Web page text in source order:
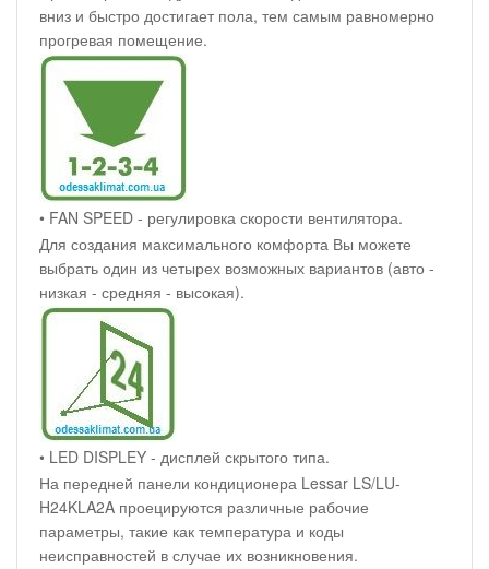
вниз и быстро достигает пола, тем самым равномерно
прогревая помещение.
• FAN SPEED - регулировка скорости вентилятора.
Для создания максимального комфорта Вы можете
выбрать один из четырех возможных вариантов (авто -
низкая - средняя - высокая).
• LED DISPLEY - дисплей скрытого типа.
На передней панели кондиционера Lessar LS/LU-
H24KLA2A проецируются различные рабочие
параметры, такие как температура и коды
неисправностей в случае их возникновения.